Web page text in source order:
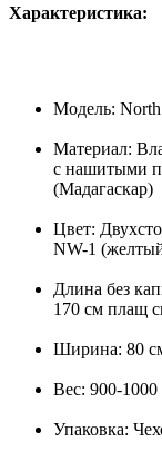
Характеристика:
Модель:
Материал:
с нашитыми
(Мадагаскар)
Цвет:
NW-1
Длина без
170 см плащ
Ширина: 80
Вес: 900-
Упаковка: